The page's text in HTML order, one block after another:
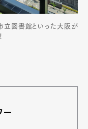
立図書館といった大阪が
ー